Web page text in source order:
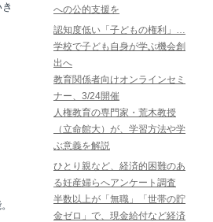
への公的支援を
認知度低い「子どもの権利」…
学校で子ども自身が学ぶ機会創
出へ
教育関係者向けオンラインセミ
ナー、3/24開催
人権教育の専門家・荒木教授
（立命館大）が、学習方法や学
ぶ意義を解説
ひとり親など、経済的困難のあ
る妊産婦らへアンケート調査
半数以上が「無職」「世帯の貯
金ゼロ」で、現金給付など経済